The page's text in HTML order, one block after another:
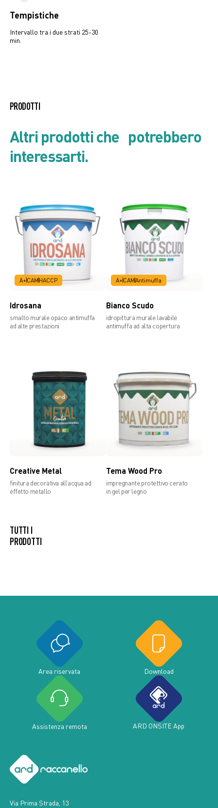
Tempistiche
Intervallo tra i due strati 25-30
min.
PRODOTTI
Altri prodotti che potrebbero
interessarti.
A+ CAM HACCP
Idrosana
smalto murale opaco antimuffa
ad alte prestazioni
A+ CAMAntimuffa
Bianco Scudo
idropittura murale lavabile
antimuffa ad alta copertura
Creative Metal
finitura decorativa all’acqua ad
effetto metallo
Tema Wood Pro
impregnante protettivo cerato
in gel per legno
TUTTI I
PRODOTTI
Area riservata Download
Assistenza remota ARD ONSITE App
Via Prima Strada, 13